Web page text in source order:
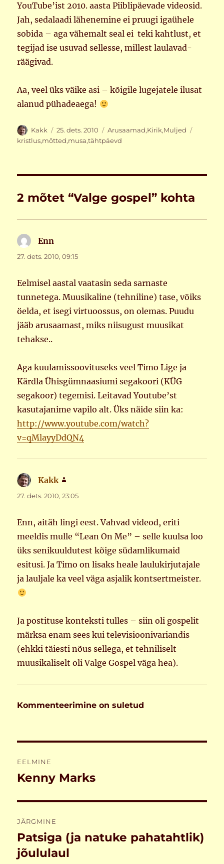
YouTube’ist 2010. aasta Piiblipäevade videosid.
Jah, sedalaadi lähenemine ei pruugi igaühele
sobida – aga vähemalt seal ei teki kahtlust, et
tegijad ise usuvad sellesse, millest laulavad-
räägivad.
Aa, veel üks väike asi – kõigile lugejatele ilusat
alanud pühadeaega!
Autor
Kakk Postitatud
25. dets. 2010 Rubriigid
Arusaamad,Kirik,Muljed
kristlus,mõtted,musa,tähtpäevd
2 mõtet “Valge gospel” kohta
Enn
27. dets. 2010, 09:15
Eelmisel aastal vaatasin seda sarnaste
tunnetega. Muusikaline (tehniline) tase, võiks
öelda, et isegi virtuoossus, on olemas. Puudu
jääb arusaamast, miks niisugust muusikat
tehakse..
Aga kuulamissoovituseks veel Timo Lige ja
Kärdla Ühisgümnaasiumi segakoori (KÜG
segakoor) tegemisi. Leitavad Youtube’st
kasutajanime vapilo alt. Üks näide siin ka:
http://www.youtube.com/watch?
v=qMlayyDdQN4
Kakk
27. dets. 2010, 23:05
Enn, aitäh lingi eest. Vahvad videod, eriti
meeldis mulle “Lean On Me” – selle kuulsa loo
üks senikuuldutest kõige südamlikumaid
esitusi. Ja Timo on lisaks heale laulukirjutajale
ja lauljale ka veel väga asjalik kontsertmeister.
Ja postituse konteksti tulles – siin oli gospelit
märksa enam sees kui televisioonivariandis
(ehkki täiesti nõus sellega, et tehniliselt-
muusikaliselt oli Valge Gospel väga hea).
Kommenteerimine on suletud
EELMINE
Eelmine
Kenny Marks
JÄRGMINE
Järgmine
postitus:
Patsiga (ja natuke pahatahtlik)
jõululaul